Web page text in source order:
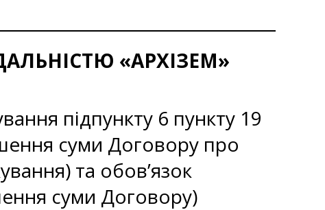
«АРХІЗЕМ»
підпункту 6 пункту 19
суми Договору про
та обов’язок
суми Договору)